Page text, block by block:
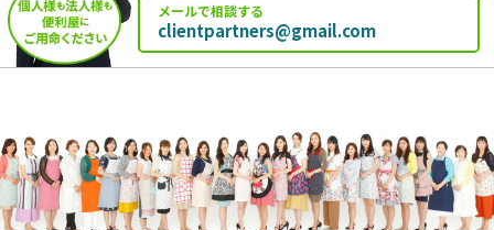
メールで相談する
clientpartners@gmail.com